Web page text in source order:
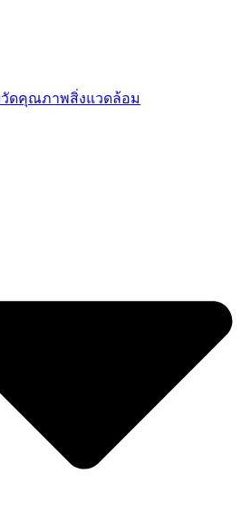
วัดคุณภาพสิ่งแวดล้อม